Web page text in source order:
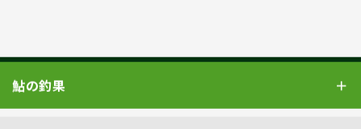
鮎の釣果